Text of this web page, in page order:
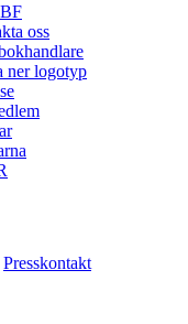
oss
ner logotyp
Presskontakt